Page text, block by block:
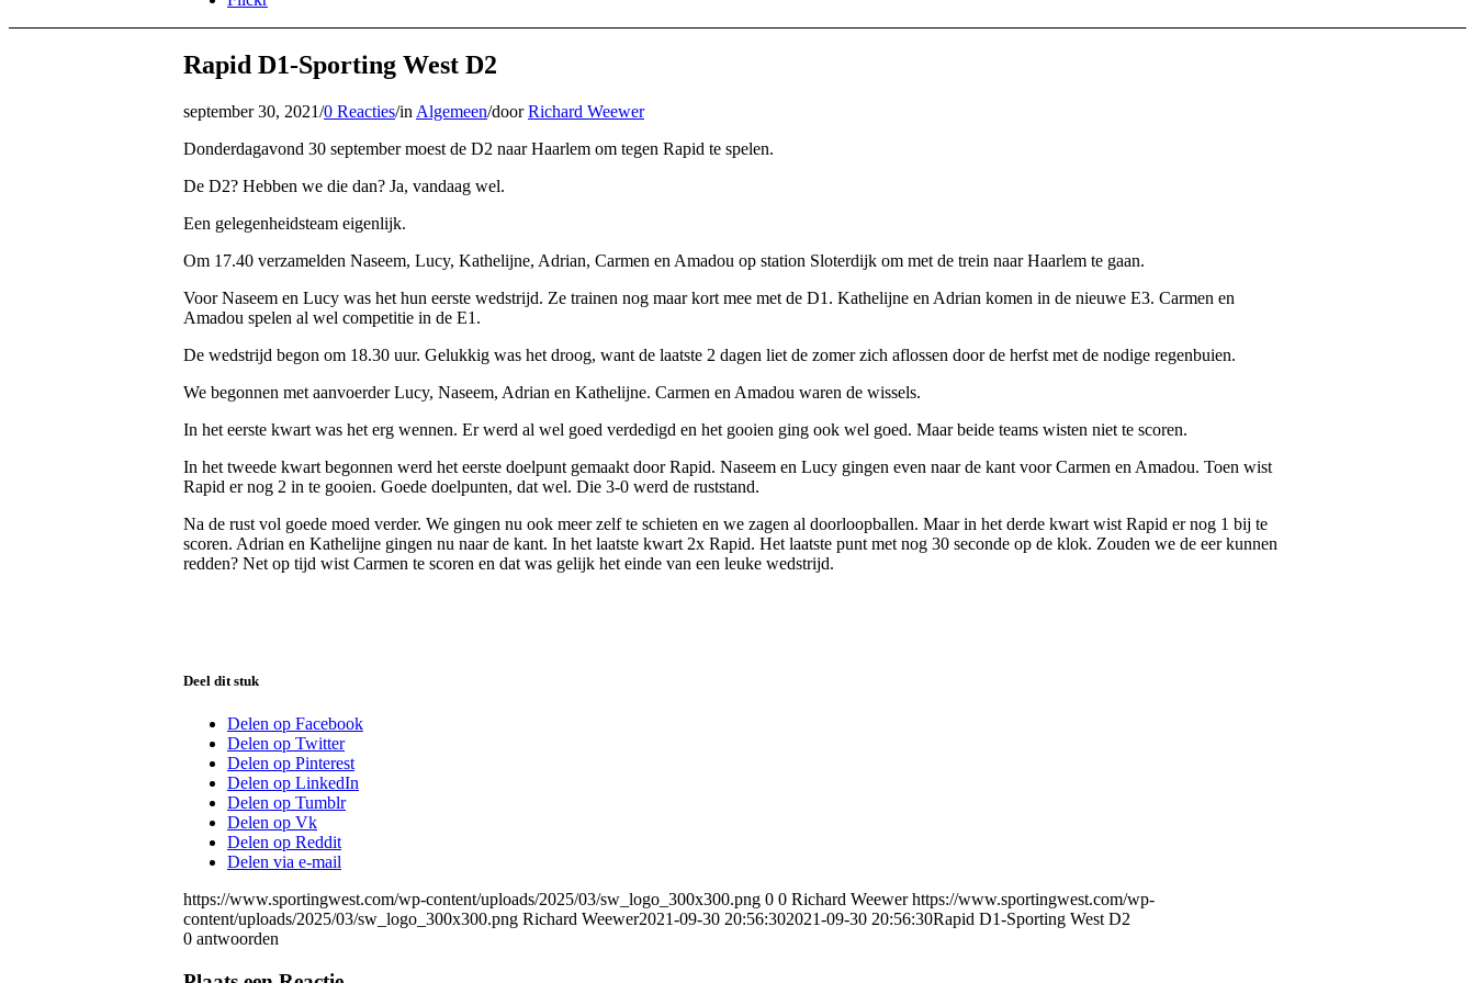
Rapid D1-Sporting West D2
september 30, 2021/0 Reacties/in Algemeen/doorRichard Weewer
Donderdagavond 30 september moest de D2 naar Haarlem om tegen Rapid te spelen.
De D2? Hebben we die dan? Ja, vandaag wel.
Een gelegenheidsteam eigenlijk.
Om 17.40 verzamelden Naseem, Lucy, Kathelijne, Adrian, Carmen en Amadou op station Sloterdijk om met de trein naar Haarlem te gaan.
Voor Naseem en Lucy was het hun eerste wedstrijd. Ze trainen nog maar kort mee met de D1. Kathelijne en Adrian komen in de nieuwe E3. Carmen en
Amadou spelen al wel competitie in de E1.
De wedstrijd begon om 18.30 uur. Gelukkig was het droog, want de laatste 2 dagen liet de zomer zich aflossen door de herfst met de nodige regenbuien.
We begonnen met aanvoerder Lucy, Naseem, Adrian en Kathelijne. Carmen en Amadou waren de wissels.
In het eerste kwart was het erg wennen. Er werd al wel goed verdedigd en het gooien ging ook wel goed. Maar beide teams wisten niet te scoren.
In het tweede kwart begonnen werd het eerste doelpunt gemaakt door Rapid. Naseem en Lucy gingen even naar de kant voor Carmen en Amadou. Toen wist
Rapid er nog 2 in te gooien. Goede doelpunten, dat wel. Die 3-0 werd de ruststand.
Na de rust vol goede moed verder. We gingen nu ook meer zelf te schieten en we zagen al doorloopballen. Maar in het derde kwart wist Rapid er nog 1 bij te
scoren. Adrian en Kathelijne gingen nu naar de kant. In het laatste kwart 2x Rapid. Het laatste punt met nog 30 seconde op de klok. Zouden we de eer kunnen
redden? Net op tijd wist Carmen te scoren en dat was gelijk het einde van een leuke wedstrijd.
Deel dit stuk
Delen op Facebook
Delen op Twitter
Delen op Pinterest
Delen op LinkedIn
Delen op Tumblr
Delen op Vk
Delen op Reddit
Delen via e-mail
https://www.sportingwest.com/wp-content/uploads/2025/03/sw_logo_300x300.png 0 0 Richard Weewer https://www.sportingwest.com/wp-
content/uploads/2025/03/sw_logo_300x300.png Richard Weewer2021-09-30 20:56:302021-09-30 20:56:30Rapid D1-Sporting West D2
0 antwoorden